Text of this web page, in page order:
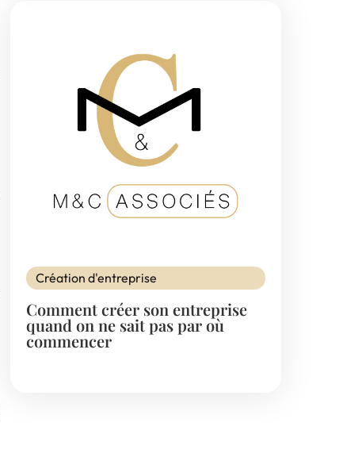
Création d'entreprise
Comment créer son entreprise
quand on ne sait pas par où
commencer